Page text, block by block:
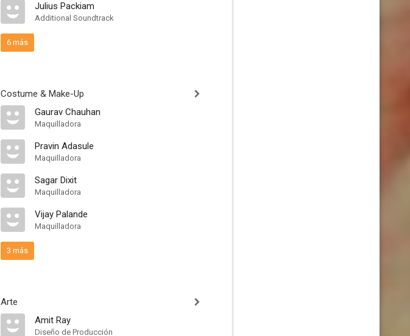
Julius Packiam
Additional Soundtrack
6 más
Costume & Make-Up
Gaurav Chauhan
Maquilladora
Pravin Adasule
Maquilladora
Sagar Dixit
Maquilladora
Vijay Palande
Maquilladora
3 más
Arte
Amit Ray
Diseño de Producción